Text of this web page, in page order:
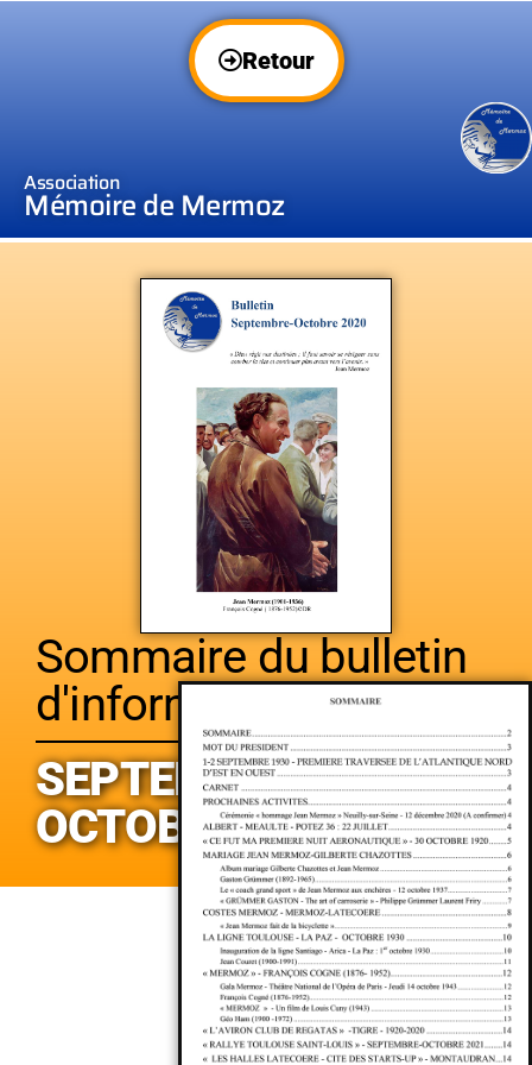
Retour
Association
Mémoire de Mermoz
Sommaire du bulletin
d'informations
SEPTEMBRE /
OCTOBRE 2020